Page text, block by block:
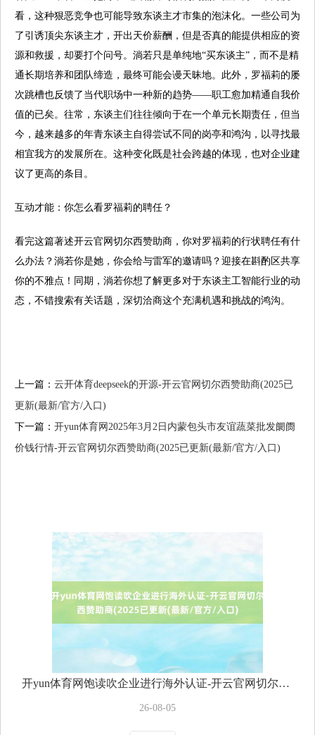
看，这种狠恶竞争也可能导致东谈主才市集的泡沫化。一些公司为
了引诱顶尖东谈主才，开出天价薪酬，但是否真的能提供相应的资
源和救援，却要打个问号。淌若只是单纯地“买东谈主”，而不是精
通长期培养和团队缔造，最终可能会谩天昧地。此外，罗福莉的屡
次跳槽也反馈了当代职场中一种新的趋势——职工愈加精通自我价
值的已矣。往常，东谈主们往往倾向于在一个单元长期责任，但当
今，越来越多的年青东谈主自得尝试不同的岗亭和鸿沟，以寻找最
相宜我方的发展所在。这种变化既是社会跨越的体现，也对企业建
议了更高的条目。
互动才能：你怎么看罗福莉的聘任？
看完这篇著述开云官网切尔西赞助商，你对罗福莉的行状聘任有什
么办法？淌若你是她，你会给与雷军的邀请吗？迎接在斟酌区共享
你的不雅点！同期，淌若你想了解更多对于东谈主工智能行业的动
态，不错搜索有关话题，深切洽商这个充满机遇和挑战的鸿沟。
上一篇： 云开体育deepseek的开源-开云官网切尔西赞助商(2025已
更新(最新/官方/入口)
下一篇： 开yun体育网2025年3月2日内蒙包头市友谊蔬菜批发阛阓
价钱行情-开云官网切尔西赞助商(2025已更新(最新/官方/入口)
开yun体育网饱读吹企业进行海外认证-开云官网切尔西赞助商(2025已更新(最新/官方/入口)
26-08-05